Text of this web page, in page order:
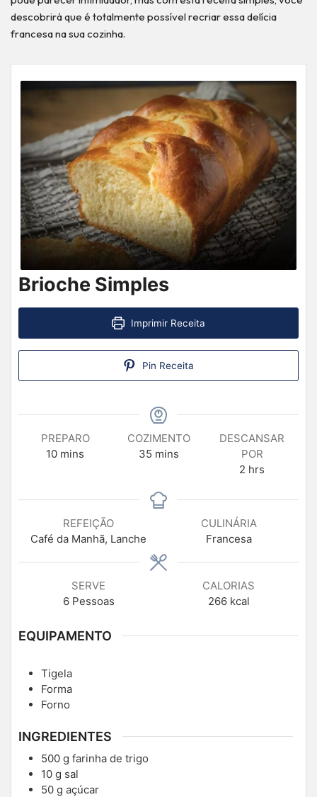
descobrirá que é totalmente possível recriar essa delícia
francesa na sua cozinha.
Brioche Simples
Imprimir Receita
Pin Receita
PREPARO
10 mins
COZIMENTO
35 mins
DESCANSAR
POR
2 hrs
REFEIÇÃO
Café da Manhã, Lanche
CULINÁRIA
Francesa
SERVE
6 Pessoas
CALORIAS
266 kcal
EQUIPAMENTO
Tigela
Forma
Forno
INGREDIENTES
500 g farinha de trigo
10 g sal
50 g açúcar